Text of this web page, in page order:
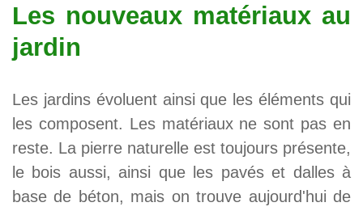
Les nouveaux matériaux au
jardin
Les jardins évoluent ainsi que les éléments qui
les composent. Les matériaux ne sont pas en
reste. La pierre naturelle est toujours présente,
le bois aussi, ainsi que les pavés et dalles à
base de béton, mais on trouve aujourd'hui de